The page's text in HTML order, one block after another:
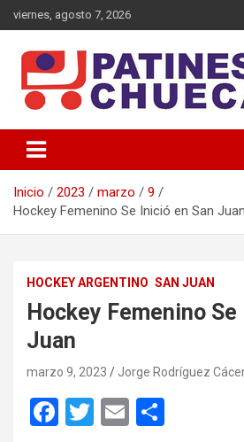
Saltar
al
viernes, agosto 7, 2026
Patines y Chuecas
Inicio 2023 marzo
9
Hockey Femenino Se Inició en San Juan
HOCKEY ARGENTINO SAN JUAN
Hockey Femenino
Juan
marzo 9, 2023 Jorge Rodríguez
F
T
E